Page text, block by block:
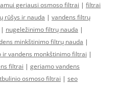
geriausi osmoso filtrai | filtrai
rūšys ir nauda | vandens filtrų
| nugeležinimo filtrų nauda |
minkštinimo filtrų nauda |
ir vandens monkštinimo filtrai |
filtrai | geriamo vandens
osmoso filtrai | seo